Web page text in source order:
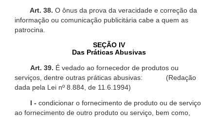
Art. 38. O ônus da prova da veracidade e correção da
informação ou comunicação publicitária cabe a quem as
patrocina.
SEÇÃO IV
Das Práticas Abusivas
Art. 39. É vedado ao fornecedor de produtos ou
serviços, dentre outras práticas abusivas: (Redação
dada pela Lei nº 8.884, de 11.6.1994)
I - condicionar o fornecimento de produto ou de serviço
ao fornecimento de outro produto ou serviço, bem como,